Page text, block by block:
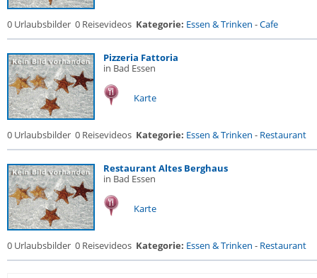
0 Urlaubsbilder 0 Reisevideos Kategorie: Essen & Trinken -Cafe
Pizzeria Fattoria
in Bad Essen
Karte
0 Urlaubsbilder 0 Reisevideos Kategorie: Essen & Trinken - Restaurant
Restaurant Altes Berghaus
in Bad Essen
Karte
0 Urlaubsbilder 0 Reisevideos Kategorie: Essen & Trinken - Restaurant